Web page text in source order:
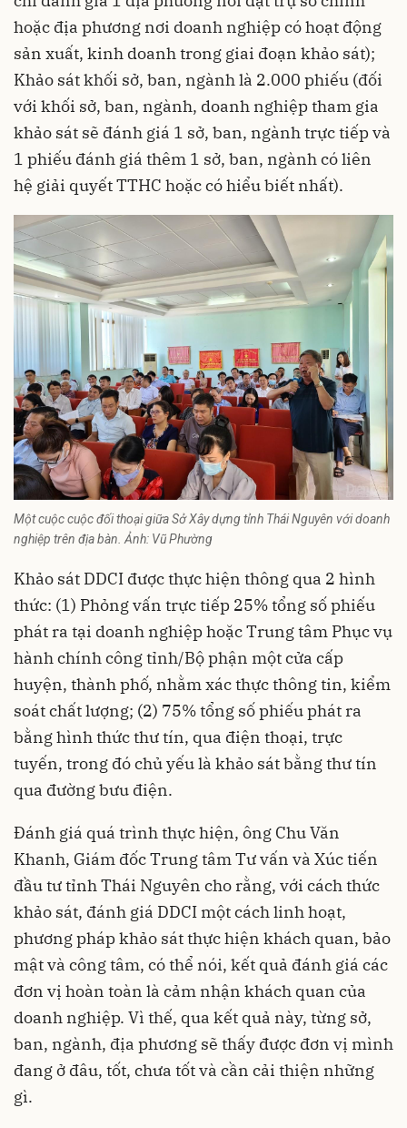
hoặc địa phương nơi doanh nghiệp có hoạt động
sản xuất, kinh doanh trong giai đoạn khảo sát);
Khảo sát khối sở, ban, ngành là 2.000 phiếu (đối
với khối sở, ban, ngành, doanh nghiệp tham gia
khảo sát sẽ đánh giá 1 sở, ban, ngành trực tiếp và
1 phiếu đánh giá thêm 1 sở, ban, ngành có liên
hệ giải quyết TTHC hoặc có hiểu biết nhất).
Một cuộc cuộc đối thoại giữa Sở Xây dựng tỉnh Thái Nguyên với doanh
nghiệp trên địa bàn. Ảnh: Vũ Phường
Khảo sát DDCI được thực hiện thông qua 2 hình
thức: (1) Phỏng vấn trực tiếp 25% tổng số phiếu
phát ra tại doanh nghiệp hoặc Trung tâm Phục vụ
hành chính công tỉnh/Bộ phận một cửa cấp
huyện, thành phố, nhằm xác thực thông tin, kiểm
soát chất lượng; (2) 75% tổng số phiếu phát ra
bằng hình thức thư tín, qua điện thoại, trực
tuyến, trong đó chủ yếu là khảo sát bằng thư tín
qua đường bưu điện.
Đánh giá quá trình thực hiện, ông Chu Văn
Khanh, Giám đốc Trung tâm Tư vấn và Xúc tiến
đầu tư tỉnh Thái Nguyên cho rằng, với cách thức
khảo sát, đánh giá DDCI một cách linh hoạt,
phương pháp khảo sát thực hiện khách quan, bảo
mật và công tâm, có thể nói, kết quả đánh giá các
đơn vị hoàn toàn là cảm nhận khách quan của
doanh nghiệp. Vì thế, qua kết quả này, từng sở,
ban, ngành, địa phương sẽ thấy được đơn vị mình
đang ở đâu, tốt, chưa tốt và cần cải thiện những
gì.